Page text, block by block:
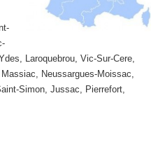
Laroquebrou, Vic-Sur-Cere,
Neussargues-Moissac,
Simon, Jussac, Pierrefort,